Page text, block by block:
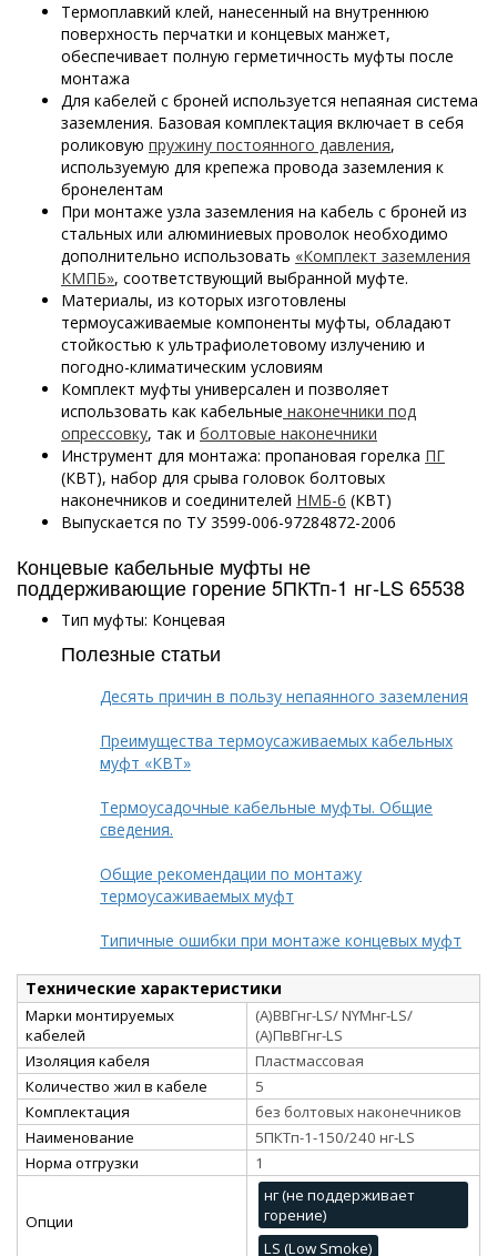
Термоплавкий клей, нанесенный на внутреннюю
поверхность перчатки и концевых манжет,
обеспечивает полную герметичность муфты после
монтажа
Для кабелей с броней используется непаяная система
заземления. Базовая комплектация включает в себя
роликовую пружину постоянного давления,
используемую для крепежа провода заземления к
бронелентам
При монтаже узла заземления на кабель с броней из
стальных или алюминиевых проволок необходимо
дополнительно использовать «Комплект заземления
КМПБ», соответствующий выбранной муфте.
Материалы, из которых изготовлены
термоусаживаемые компоненты муфты, обладают
стойкостью к ультрафиолетовому излучению и
погодно-климатическим условиям
Комплект муфты универсален и позволяет
использовать как кабельные наконечники под
опрессовку, так и болтовые наконечники
Инструмент для монтажа: пропановая горелка ПГ
(КВТ), набор для срыва головок болтовых
наконечников и соединителей НМБ-6 (КВТ)
Выпускается по ТУ 3599-006-97284872-2006
Концевые кабельные муфты не
поддерживающие горение 5ПКТп-1 нг-LS 65538
Тип муфты: Концевая
Полезные статьи
Десять причин в пользу непаянного заземления
Преимущества термоусаживаемых кабельных
муфт «КВТ»
Термоусадочные кабельные муфты. Общие
сведения.
Общие рекомендации по монтажу
термоусаживаемых муфт
Типичные ошибки при монтаже концевых муфт
Технические характеристики
Марки монтируемых
кабелей
(А)ВВГнг-LS/ NYMнг-LS/
(А)ПвВГнг-LS
Изоляция кабеля
Пластмассовая
Количество жил в кабеле
5
Комплектация
без болтовых наконечников
Наименование
5ПКТп-1-150/240 нг-LS
Норма отгрузки
1
Опции
нг (не поддерживает
горение)
LS (Low Smoke)